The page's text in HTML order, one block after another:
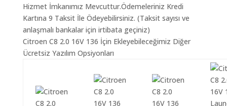
Hizmet İmkanımız Mevcuttur.Ödemeleriniz Kredi
Kartına 9 Taksit İle Ödeyebilirsiniz. (Taksit sayısı ve
anlaşmalı bankalar için irtibata geçiniz)
Citroen C8 2.0 16V 136 İçin Ekleyebileceğimiz Diğer
Ücretsiz Yazılım Opsiyonları